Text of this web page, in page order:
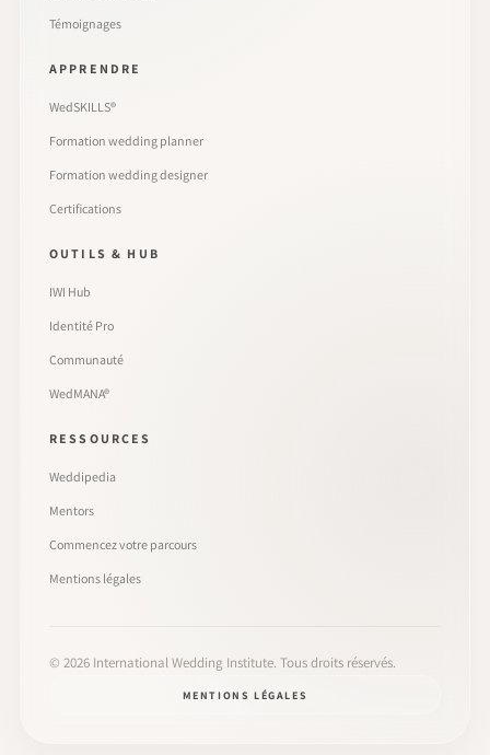
Témoignages
APPRENDRE
WedSKILLS®
Formation wedding planner
Formation wedding designer
Certifications
OUTILS & HUB
IWI Hub
Identité Pro
Communauté
WedMANA®
RESSOURCES
Weddipedia
Mentors
Commencez votre parcours
Mentions légales
© 2026 International Wedding Institute. Tous droits réservés.
MENTIONS LÉGALES